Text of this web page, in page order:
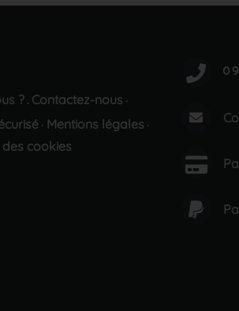
? . Contactez-nous ·
· Mentions légales ·
cookies